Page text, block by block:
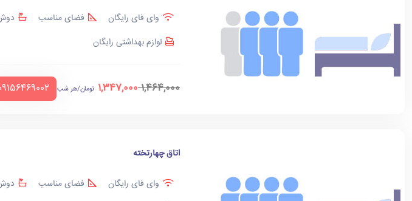
وای فای رایگان فضای مناسب
لوازم بهداشتی رایگان
1,464,000
1,347,000 تومان/هر شب
اتاق چهارتخته
وای فای رایگان فضای مناسب